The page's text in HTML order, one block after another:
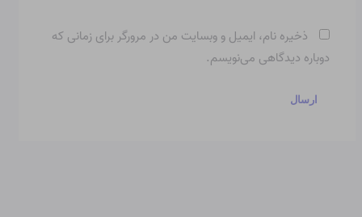
ذخیره نام، ایمیل و وبسایت من در مرورگر برای زمانی که
دوباره دیدگاهی می‌نویسم.